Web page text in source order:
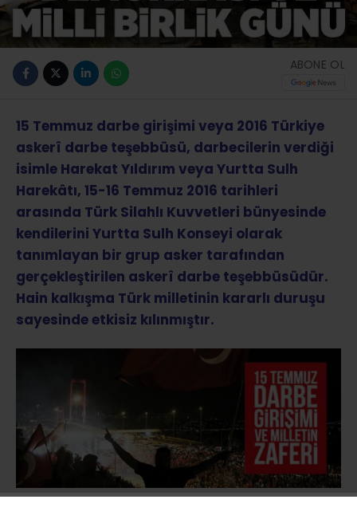
ABONE OL
15 Temmuz darbe girişimi veya 2016 Türkiye
askerî darbe teşebbüsü, darbecilerin verdiği
isimle Harekat Yıldırım veya Yurtta Sulh
Harekâtı, 15-16 Temmuz 2016 tarihleri
arasında Türk Silahlı Kuvvetleri bünyesinde
kendilerini Yurtta Sulh Konseyi olarak
tanımlayan bir grup asker tarafından
gerçekleştirilen askerî darbe teşebbüsüdür.
Hain kalkışma Türk milletinin kararlı duruşu
sayesinde etkisiz kılınmıştır.